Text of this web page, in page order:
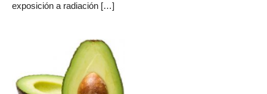
exposición a radiación […]